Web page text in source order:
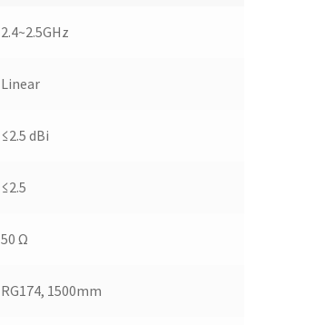
2.4~2.5GHz
Linear
≤2.5 dBi
≤2.5
50 Ω
RG174, 1500mm